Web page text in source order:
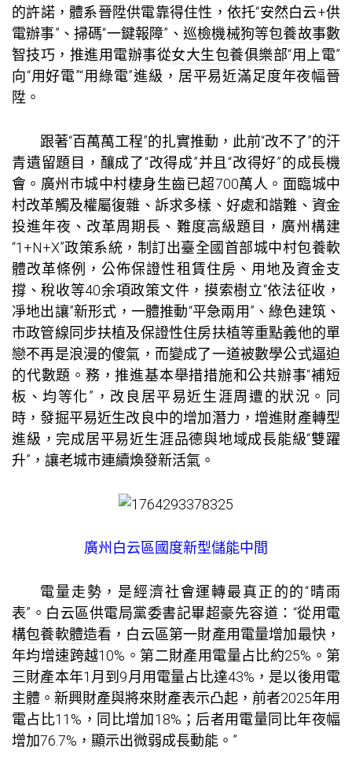
的許諾，體系晉陞供電靠得住性，依托“安然白云+供
電辦事”、掃碼“一鍵報障”、巡檢機械狗等包養故事數
智技巧，推進用電辦事從女大生包養俱樂部“用上電”
向“用好電”“用綠電”進級，居平易近滿足度年夜幅晉
陞。
跟著“百萬萬工程”的扎實推動，此前“改不了”的汗
青遺留題目，釀成了“改得成”并且“改得好”的成長機
會。廣州市城中村棲身生齒已超700萬人。面臨城中
村改革觸及權屬復雜、訴求多樣、好處和諧難、資金
投進年夜、改革周期長、難度高級題目，廣州構建
“1+N+X”政策系統，制訂出臺全國首部城中村包養軟
體改革條例，公佈保證性租賃住房、用地及資金支
撐、稅收等40余項政策文件，摸索樹立“依法征收，
凈地出讓”新形式，一體推動“平急兩用”、綠色建筑、
市政管線同步扶植及保證性住房扶植等重點義他的單
戀不再是浪漫的傻氣，而變成了一道被數學公式逼迫
的代數題。務，推進基本舉措措施和公共辦事“補短
板、均等化”，改良居平易近生涯周遭的狀況。同
時，發掘平易近生改良中的增加潛力，增進財產轉型
進級，完成居平易近生涯品德與地域成長能級“雙躍
升”，讓老城市連續煥發新活氣。
廣州白云區國度新型儲能中間
電量走勢，是經濟社會運轉最真正的的“晴雨
表”。白云區供電局黨委書記畢超豪先容道：“從用電
構包養軟體造看，白云區第一財產用電量增加最快，
年均增速跨越10%。第二財產用電量占比約25%。第
三財產本年1月到9月用電量占比達43%，是以後用電
主體。新興財產與將來財產表示凸起，前者2025年用
電占比11%，同比增加18%；后者用電量同比年夜幅
增加76.7%，顯示出微弱成長動能。”